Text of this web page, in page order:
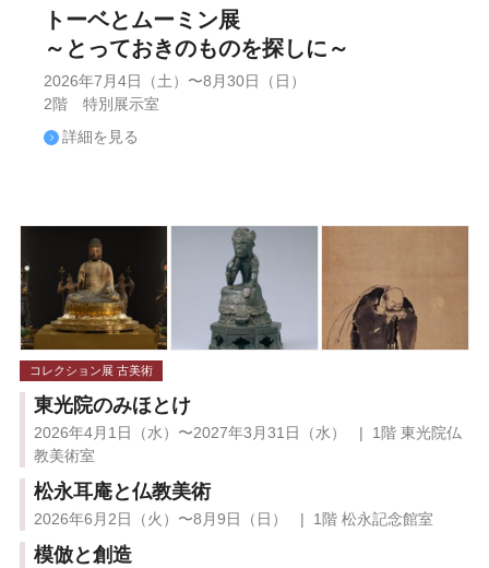
トーベとムーミン展
～とっておきのものを探しに～
2026年7月4日（土）〜8月30日（日）
2階 特別展示室
詳細を見る
コレクション展 古美術
東光院のみほとけ
2026年4月1日（水）〜2027年3月31日（水） | 1階 東光院仏
教美術室
松永耳庵と仏教美術
2026年6月2日（火）〜8月9日（日） | 1階 松永記念館室
模倣と創造